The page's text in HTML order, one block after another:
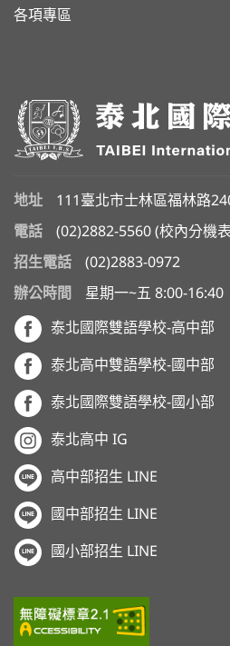
各項專區
地址 111臺北市士林區福林路
電話
(02)2882-5560 (校內分機表
招生電話
(02)2883-0972
辦公時間
星期一~五 8:00-16:40
泰北國際雙語學校-高中部
泰北高中雙語學校-國中部
泰北國際雙語學校-國小部
泰北高中 IG
高中部招生 LINE
國中部招生 LINE
國小部招生 LINE